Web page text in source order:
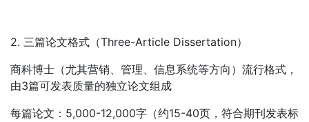
2. 三篇论文格式（Three-Article Dissertation）
商科博士（尤其营销、管理、信息系统等方向）流行格式，
由3篇可发表质量的独立论文组成
每篇论文：5,000-12,000字（约15-40页，符合期刊发表标